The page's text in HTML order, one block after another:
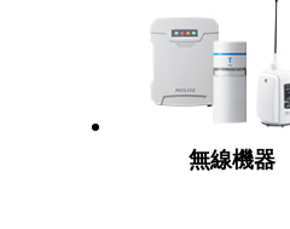
無線機器